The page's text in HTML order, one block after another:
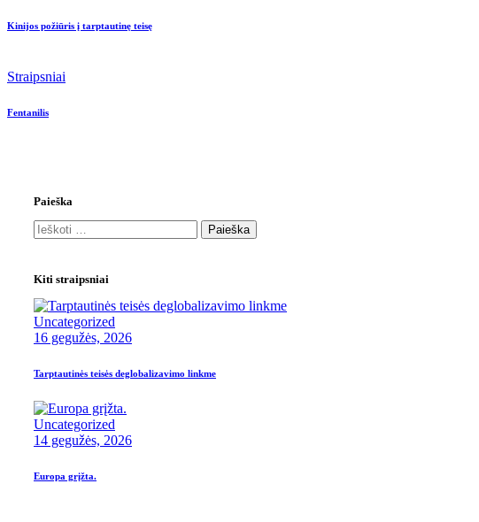
Kinijos požiūris į tarptautinę teisę
Straipsniai
Fentanilis
Paieška
Kiti straipsniai
Uncategorized
16 gegužės, 2026
Tarptautinės teisės deglobalizavimo linkme
Uncategorized
14 gegužės, 2026
Europa grįžta.